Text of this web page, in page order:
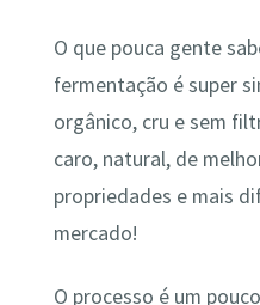
O que pouca gente
fermentação é super
orgânico, cru e sem
caro, natural, de
propriedades e mais
mercado!
O processo é um